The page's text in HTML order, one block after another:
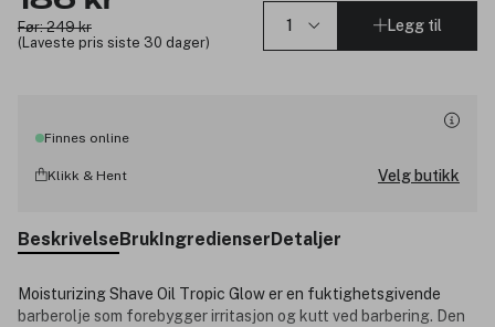
Før: 249 kr
(Laveste pris siste 30 dager)
Legg til
Finnes online
Klikk & Hent Velg butikk
BeskrivelseBrukIngredienserDetaljer
Moisturizing Shave Oil Tropic Glow er en fuktighetsgivende
barberolje som forebygger irritasjon og kutt ved barbering. Den